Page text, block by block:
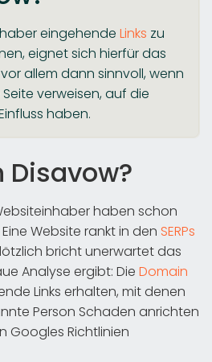
eingehende Links zu
eignet sich hierfür das
allem dann sinnvoll, wenn
verweisen, auf die
haben.
Disavow?
haben schon
Website rankt in den SERPs
bricht unerwartet das
Analyse ergibt: Die Domain
Links erhalten, mit denen
Person Schaden anrichten
Googles Richtlinien